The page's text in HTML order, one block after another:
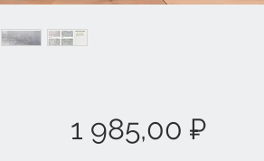
1 985,00 ₽Цена